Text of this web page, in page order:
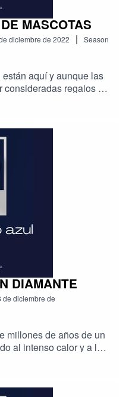
MASCOTAS
diciembre de 2022 |
Season
aquí y aunque las
consideradas regalos ni
en esta época el
DIAMANTE
de diciembre de
millones de años de un
al intenso calor y a las
de la Tierra,
más valiosa. Es una
su valor emocional